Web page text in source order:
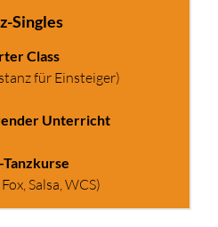
Singles
Class
für Einsteiger)
Unterricht
Salsa, WCS)